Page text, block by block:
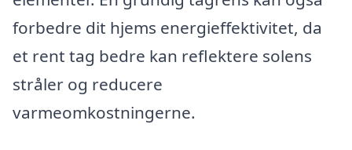
forbedre dit hjems energieffektivitet, da
et rent tag bedre kan reflektere solens
stråler og reducere
varmeomkostningerne.